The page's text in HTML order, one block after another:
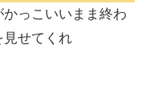
っこいいまま終わ
見せてくれ